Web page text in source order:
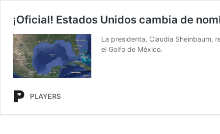
¡Oficial! Estados Unidos cambia de
La presidenta, Claudia Sheinbaum,
el Golfo de México.
PLAYERS